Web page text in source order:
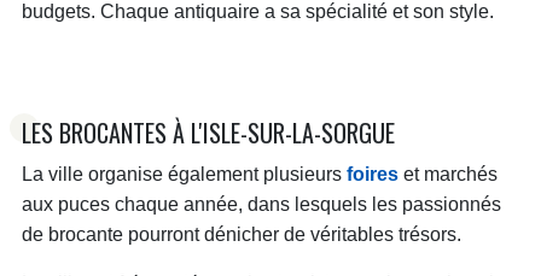
budgets. Chaque antiquaire a sa spécialité et son style.
LES BROCANTES À L'ISLE-SUR-LA-SORGUE
La ville organise également plusieurs foireset marchés
aux puces chaque année, dans lesquels les passionnés
de brocante pourront dénicher de véritables trésors.